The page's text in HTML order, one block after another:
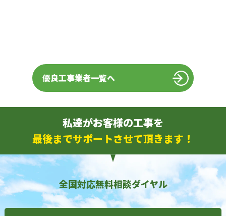
優良工事業者一覧へ
私達がお客様の工事を
最後までサポートさせて頂きます！
全国対応無料相談ダイヤル